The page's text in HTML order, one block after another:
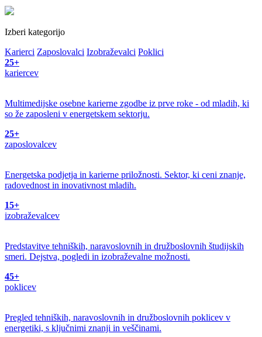
Izberi kategorijo
Karierci Zaposlovalci Izobraževalci Poklici
25+
kariercev
Multimedijske osebne karierne zgodbe iz prve roke - od mladih, ki
so že zaposleni v energetskem sektorju.
25+
zaposlovalcev
Energetska podjetja in karierne priložnosti. Sektor, ki ceni znanje,
radovednost in inovativnost mladih.
15+
izobraževalcev
Predstavitve tehniških, naravoslovnih in družboslovnih študijskih
smeri. Dejstva, pogledi in izobraževalne možnosti.
45+
poklicev
Pregled tehniških, naravoslovnih in družboslovnih poklicev v
energetiki, s ključnimi znanji in veščinami.